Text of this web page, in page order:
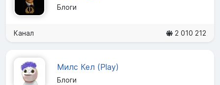
Блоги
Канал 2 010 212
Милс Кел (Play)
Блоги